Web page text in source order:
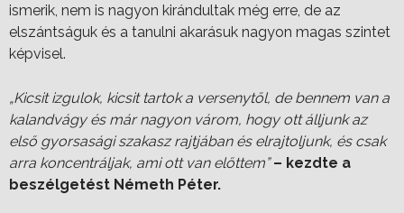
ismerik, nem is nagyon kirándultak még erre, de az
elszántságuk és a tanulni akarásuk nagyon magas szintet
képvisel.
„Kicsit izgulok, kicsit tartok a versenytől, de bennem van a
kalandvágy és már nagyon várom, hogy ott álljunk az
első gyorsasági szakasz rajtjában és elrajtoljunk, és csak
arra koncentráljak, ami ott van előttem” – kezdte a
beszélgetést Németh Péter.